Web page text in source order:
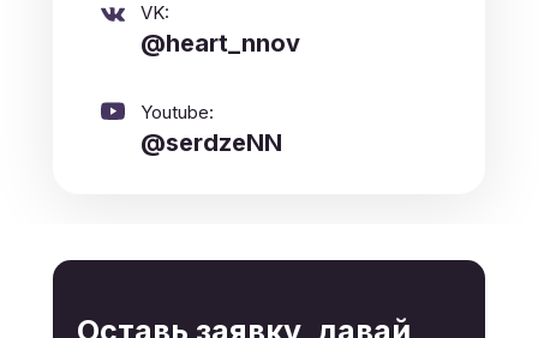
VK:
@heart_nnov
Youtube:
@serdzeNN
Оставь заявку, давай